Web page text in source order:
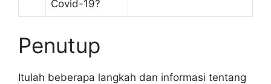
Covid-19?
Penutup
Itulah beberapa langkah dan informasi tentang